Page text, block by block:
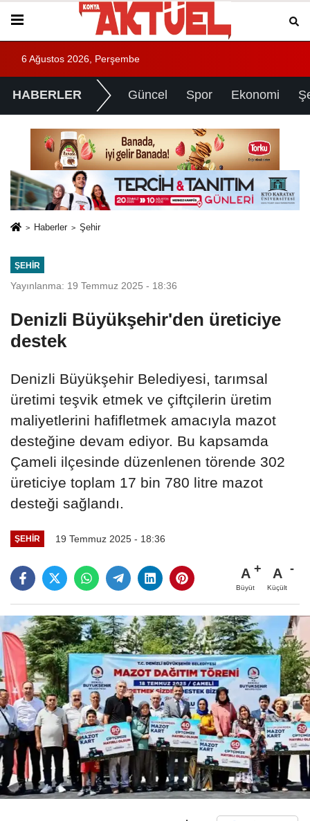
6 Ağustos 2026, Perşembe
HABERLER Güncel Spor Ekonomi
Haberler Şehir
ŞEHIR
Yayınlanma: 19 Temmuz 2025 - 18:36
Denizli Büyükşehir'den üreticiye
destek
Denizli Büyükşehir Belediyesi, tarımsal
üretimi teşvik etmek ve çiftçilerin üretim
maliyetlerini hafifletmek amacıyla mazot
desteğine devam ediyor. Bu kapsamda
Çameli ilçesinde düzenlenen törende 302
üreticiye toplam 17 bin 780 litre mazot
desteği sağlandı.
ŞEHIR 19 Temmuz 2025 - 18:36
A
Büyüt
A
Küçült